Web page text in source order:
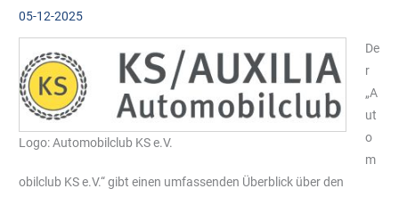
05-12-2025
Logo: Automobilclub KS e.V.
De
r
„A
ut
o
m
obilclub KS e.V.“ gibt einen umfassenden Überblick über den